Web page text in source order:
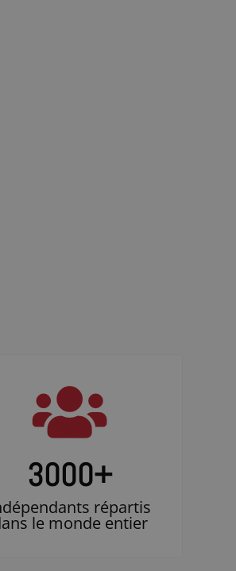
3000+
répartis
le monde entier